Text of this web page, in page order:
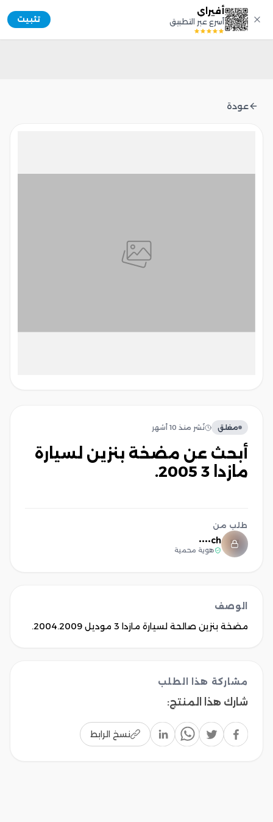
أفيراي
أسرع عبر التطبيق تثبيت Afiray
عودة
مغلق نُشر منذ 10 أشهر
أبحث عن مضخة بنزين لسيارة
مازدا 3 2005.
طلب من
ch••••
هوية محمية
الوصف
مضخة بنزين صالحة لسيارة مازدا 3 موديل 2004.2009.
مشاركة هذا الطلب
شارك هذا المنتج:
نسخ الرابط